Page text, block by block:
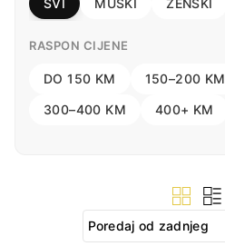
SVI MUŠKI ŽENSKI
RASPON CIJENE
DO 150 KM 150–200 KM
300–400 KM
400+ KM